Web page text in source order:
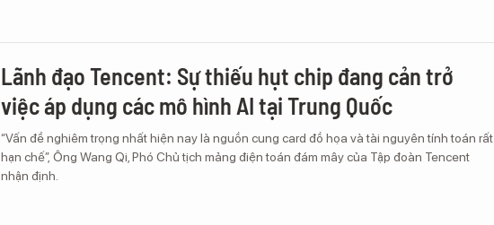
Lãnh đạo Tencent: Sự thiếu hụt chip đang cản trở
việc áp dụng các mô hình AI tại Trung Quốc
“Vấn đề nghiêm trọng nhất hiện nay là nguồn cung card đồ họa và tài nguyên tính toán rất
hạn chế”, Ông Wang Qi, Phó Chủ tịch mảng điện toán đám mây của Tập đoàn Tencent
nhận định.